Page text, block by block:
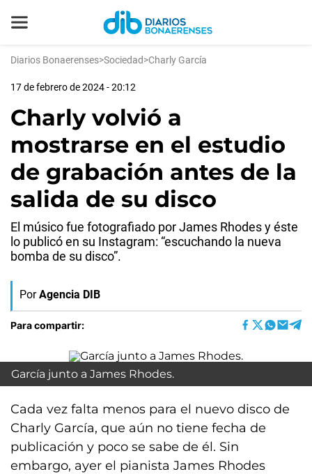
Diarios Bonaerenses>Sociedad>Charly García
17 de febrero de 2024 - 20:12
Charly volvió a
mostrarse en el estudio
de grabación antes de la
salida de su disco
El músico fue fotografiado por James Rhodes y éste
lo publicó en su Instagram: “escuchando la nueva
bomba de su disco”.
Por Agencia DIB
Para compartir:
García junto a James Rhodes.
Cada vez falta menos para el nuevo disco de
Charly García, que aún no tiene fecha de
publicación y poco se sabe de él. Sin
embargo, ayer el pianista James Rhodes